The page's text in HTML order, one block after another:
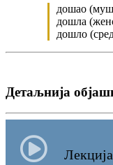
дошао
дошла
дошло
Детаљнија